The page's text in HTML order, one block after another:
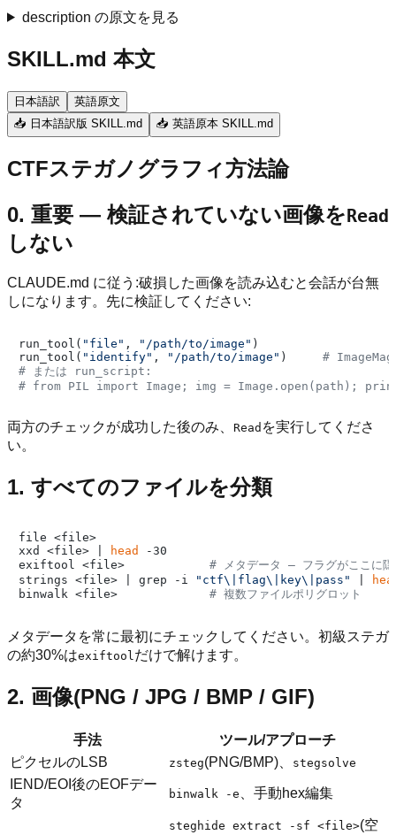
description の原文を見る
SKILL.md 本文
日本語訳
英語原文
📥 日本語訳版 SKILL.md
📥 英語原本 SKILL.md
CTFステガノグラフィ方法論
0. 重要 — 検証されていない画像をRead
しない
CLAUDE.md に従う:破損した画像を読み込むと会話が台無
しになります。先に検証してください:
run_tool( "file" , "/path/to/image" )
run_tool( "identify" , "/path/to/image" ) #
# または run_script:
# from PIL import Image; img = Image.open(path);
両方のチェックが成功した後のみ、 Read を実行してくださ
い。
1. すべてのファイルを分類
file <file>
xxd <file> |
head
-30
exiftool <file> # メタデータ — フラグがここに隠
strings <file> | grep -i
"ctf\|flag\|key\|pass"
binwalk <file> # 複数ファイルポリグロット
メタデータを常に最初にチェックしてください。初級ステガ
の約30%はexiftoolだけで解けます。
2. 画像(PNG / JPG / BMP / GIF)
手法
ツール/アプローチ
ピクセルのLSB
zsteg(PNG/BMP)、 stegsolve
IEND/EOI後のEOFデー
タ
binwalk -e 、手動hex編集
steghide extract -sf <file>(空